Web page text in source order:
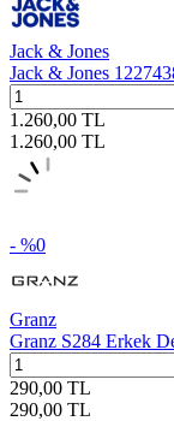
Jack & Jones
Jack & Jones
1.260,00 TL
1.260,00 TL
- %0
Granz
Granz S284 Erkek
290,00 TL
290,00 TL